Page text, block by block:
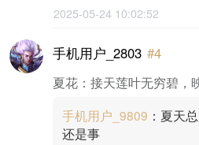
2025-05-24 10:02:52
手机用户_2803 #4
夏花：接天莲叶无穷碧，
手机用户_9809 ：夏天
还是事